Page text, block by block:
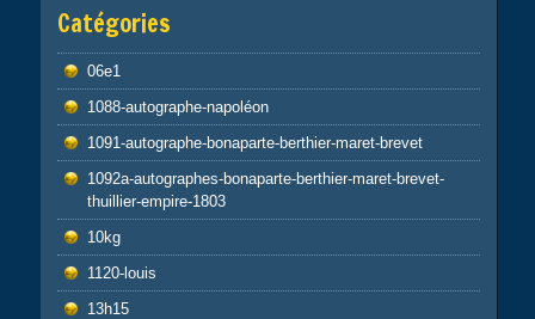
Catégories
06e1
1088-autographe-napoléon
1091-autographe-bonaparte-berthier-maret-brevet
1092a-autographes-bonaparte-berthier-maret-brevet-
thuillier-empire-1803
10kg
1120-louis
13h15